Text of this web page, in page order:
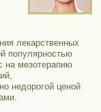
лекарственных
популярностью
на мезотерапию
недорогой ценой